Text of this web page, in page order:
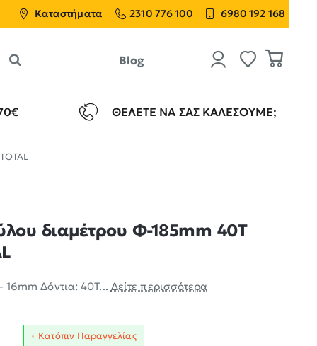
Καταστήματα 2310 776 100 6980 192 168
Blog
ΘΈΛΕΤΕ ΝΑ ΣΑΣ ΚΑΛΈΣΟΥΜΕ;
διαμέτρου Φ-185mm 40Τ
Δόντια: 40Τ... Δείτε περισσότερα
Κατόπιν Παραγγελίας